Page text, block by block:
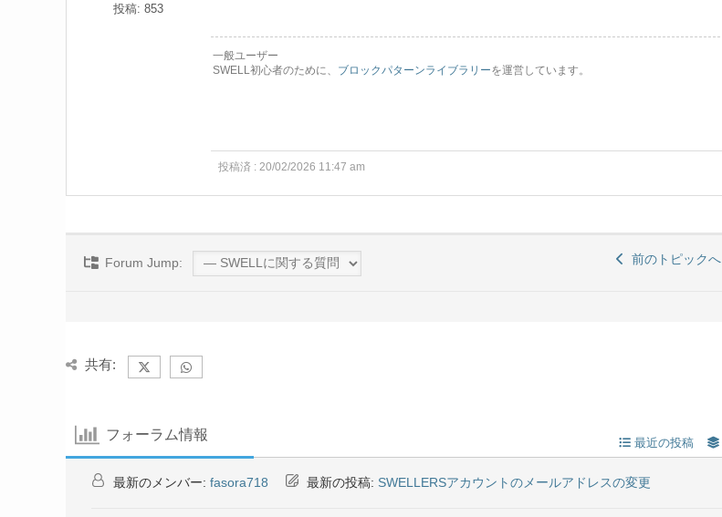
投稿: 853
一般ユーザー
SWELL初心者のために、 ブロックパターンライブラリーを運営しています。
投稿済 : 20/02/2026 11:47 am
Forum Jump: 前のトピックへ
共有:
フォーラム情報 最近の投稿
最新のメンバー: fasora718 最新の投稿: SWELLERSアカウントのメールアドレスの変更